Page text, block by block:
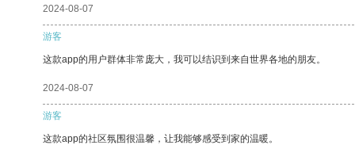
2024-08-07
游客
这款app的用户群体非常庞大，我可以结识到来自世界各地的朋友。
2024-08-07
游客
这款app的社区氛围很温馨，让我能够感受到家的温暖。